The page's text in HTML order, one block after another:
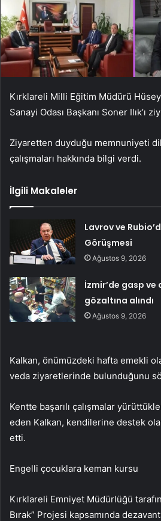
Kırklareli Milli Eğitim Müdürü
Sanayi Odası Başkanı Soner Ilık’ı
Ziyaretten duyduğu memnuniyeti
çalışmaları hakkında bilgi verdi.
İlgili Makaleler
Lavrov ve
Görüşmesi
Ağustos 9, 2026
İzmir’de gasp
gözaltına alındı
Ağustos 9, 2026
Kalkan, önümüzdeki hafta emekli
veda ziyaretlerinde bulunduğunu
Kentte başarılı çalışmalar
eden Kalkan, kendilerine destek
etti.
Engelli çocuklara keman kursu
Kırklareli Emniyet Müdürlüğü
Bırak” Projesi kapsamında